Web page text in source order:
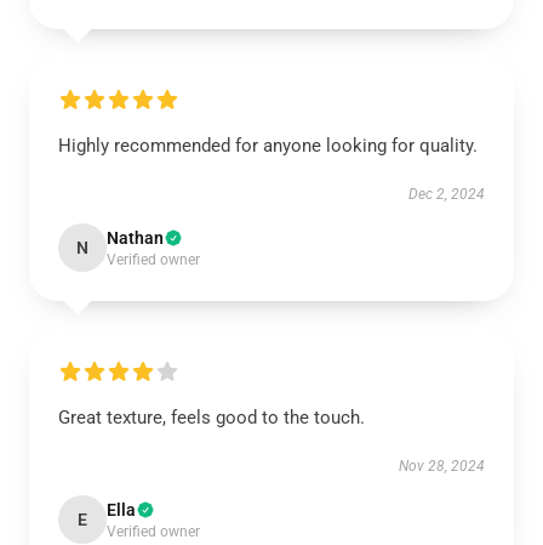
Highly recommended for anyone looking for quality.
Dec 2, 2024
N Nathan
Verified owner
Great texture, feels good to the touch.
Nov 28, 2024
E Ella
Verified owner